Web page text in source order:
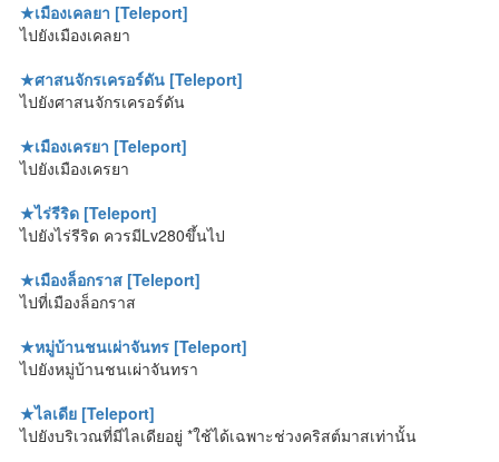
★เมืองเคลยา [Teleport]
ไปยังเมืองเคลยา
★ศาสนจักรเครอร์ดัน [Teleport]
ไปยังศาสนจักรเครอร์ดัน
★เมืองเครยา [Teleport]
ไปยังเมืองเครยา
★ไร่รีริด [Teleport]
ไปยังไร่รีริด ควรมีLv280ขึ้นไป
★เมืองล็อกราส [Teleport]
ไปที่เมืองล็อกราส
★หมู่บ้านชนเผ่าจันทร [Teleport]
ไปยังหมู่บ้านชนเผ่าจันทรา
★ไลเดีย [Teleport]
ไปยังบริเวณที่มีไลเดียอยู่ *ใช้ได้เฉพาะช่วงคริสต์มาสเท่านั้น